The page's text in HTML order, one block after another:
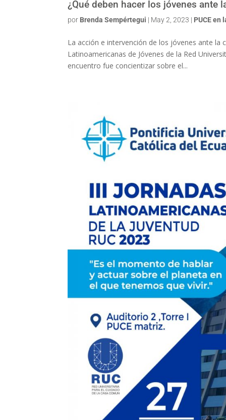
¿Qué deben hacer los jóvenes ante
por Brenda Sempértegui | May 2, 2023 | PUCE en
La acción e intervención de los jóvenes ante la
Latinoamericanas de Jóvenes de la Red
encuentro fue concientizar sobre el...